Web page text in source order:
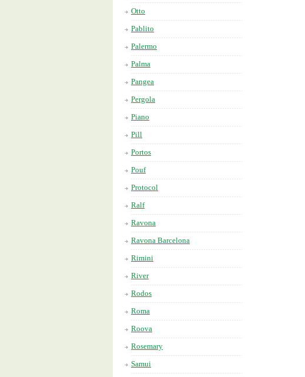
Otto
Pablito
Palermo
Palma
Pangea
Pergola
Piano
Pill
Portos
Pouf
Protocol
Ralf
Ravona
Ravona Barcelona
Rimini
River
Rodos
Roma
Roova
Rosemary
Samui